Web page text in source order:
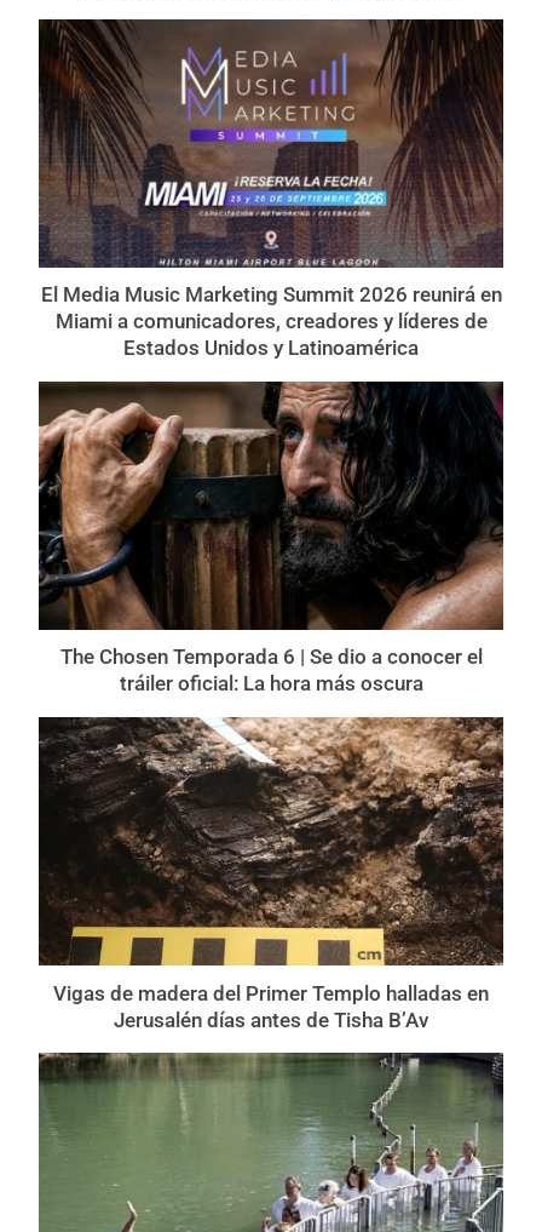
El Media Music Marketing Summit 2026 reunirá en
Miami a comunicadores, creadores y líderes de
Estados Unidos y Latinoamérica
The Chosen Temporada 6 | Se dio a conocer el
tráiler oficial: La hora más oscura
Vigas de madera del Primer Templo halladas en
Jerusalén días antes de Tisha B’Av